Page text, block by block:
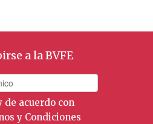
a la BVFE
de acuerdo con
y Condiciones